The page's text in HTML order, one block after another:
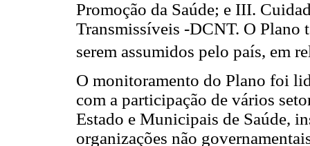
Promoção da Saúde; e III.
Transmissíveis -DCNT. O Plano
serem assumidos pelo país, em
O monitoramento do Plano foi
com a participação de vários
Estado e Municipais de Saúde,
organizações não